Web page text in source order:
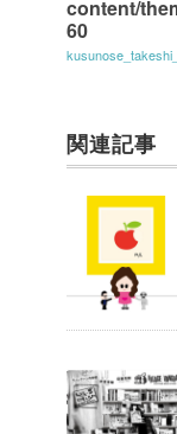
content/
60
関連記事